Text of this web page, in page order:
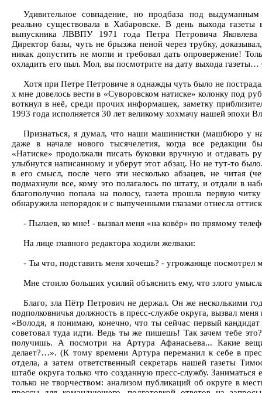
Удивительное совпадение, но продбаза под
реально существовала в Хабаровске. В день выхода газеты
выпускника ЛВВПУ 1971 года Петра Петровича Яковлева
Директор базы, чуть не брызжа пеной через трубку,
никак допустить не могли и требовал дать опровержение!
охладить его пыл. Мол, вы посмотрите на дату выхода
Хотя при Петре Петровиче я однажды чуть было не
х мне довелось вести в «Суворовском натиске» колонку под
воткнул в неё, среди прочих информашек, заметку
1993 года исполняется 30 лет великому хохмачу нашей эпохи
Признаться, я думал, что наши машинистки (машбюро у
даже в начале нового тысячелетия, когда все редакции
«Натиске» продолжали писать буковки вручную и отдавать
улыбнутся написанному и уберут этот абзац. Но не тут-то
в его смысл, после чего эти несколько абзацев, не читая
подмахнули все, кому это полагалось по штату, и отдали в
благополучно попала на полосу, газета прошла первую
обнаружила непорядок и с выпученными глазами отнесла
- Пылаев, ко мне! - вызвал меня «на ковёр» по прямому
На лице главного редактора ходили желваки:
- Ты что, подставить меня хочешь? - угрожающе посмотрел
Мне стоило больших усилий объяснить ему, что злого
Благо, зла Пётр Петрович не держал. Он же несколькими
подполковничья должность в пресс-службе округа, вызвал меня
«Володя, я понимаю, конечно, что ты сейчас первый
советовал туда идти. Ведь ты же пишешь! Так зачем тебе
получишь. А посмотри на Артура Афанасьева... Какие
делает?…». (К тому времени Артура переманил к себе в
отдела, а затем ответственный секретарь нашей газеты
штабе округа только что созданную пресс-службу.
только не творчеством: анализом публикаций об округе в